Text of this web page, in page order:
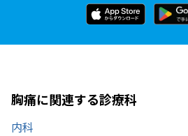
胸痛に関連する診療科
内科